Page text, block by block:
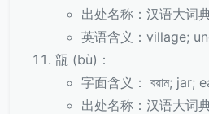
出处名称：汉语大词
英语含义：village;
瓿 (bù)：
字面含义： বয়াম; jar;
出处名称：汉语大词